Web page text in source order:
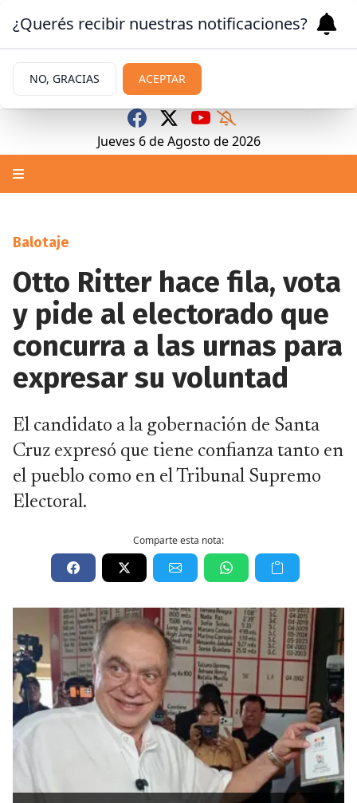
Jueves 6 de Agosto de 2026
Balotaje
Otto Ritter hace fila, vota
y pide al electorado que
concurra a las urnas para
expresar su voluntad
El candidato a la gobernación de Santa
Cruz expresó que tiene confianza tanto en
el pueblo como en el Tribunal Supremo
Electoral.
Comparte esta nota:
¿Querés recibir nuestras notificaciones?
NO, GRACIAS ACEPTAR